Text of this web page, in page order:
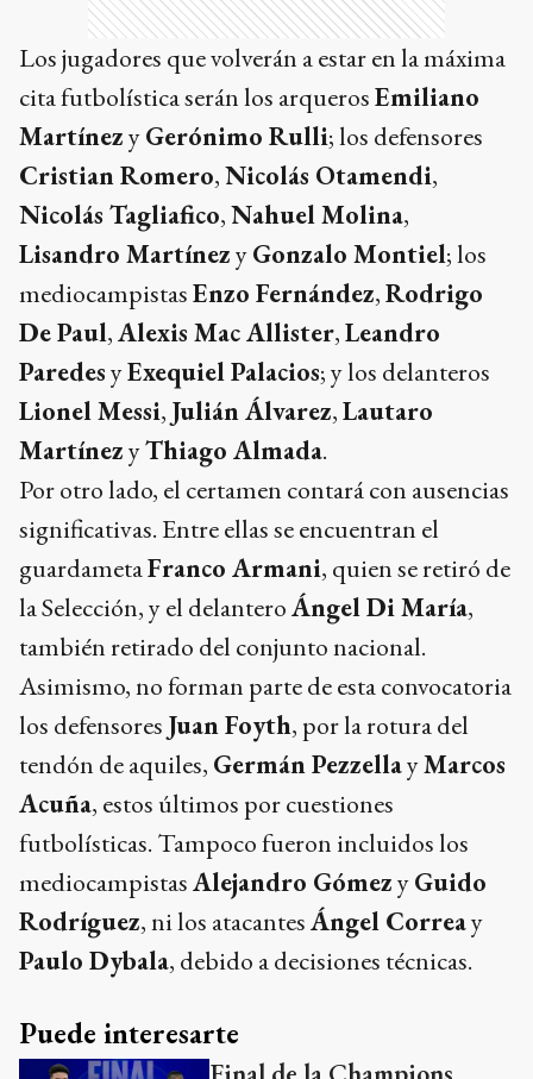
Los jugadores que volverán a estar en la máxima
cita futbolística serán los arquerosEmiliano
MartínezyGerónimo Rulli; los defensores
Cristian Romero,Nicolás Otamendi,
Nicolás Tagliafico,Nahuel Molina,
Lisandro MartínezyGonzalo Montiel; los
mediocampistasEnzo Fernández,Rodrigo
De Paul,Alexis Mac Allister,Leandro
ParedesyExequiel Palacios; y los delanteros
Lionel Messi, Julián Álvarez,Lautaro
MartínezyThiago Almada.
Por otro lado, el certamen contará con ausencias
significativas. Entre ellas se encuentran el
guardametaFranco Armani, quien se retiró de
la Selección, y el delanteroÁngel Di María,
también retirado del conjunto nacional.
Asimismo, no forman parte de esta convocatoria
los defensores Juan Foyth, por la rotura del
tendón de aquiles, Germán PezzellayMarcos
Acuña, estos últimos por cuestiones
futbolísticas. Tampoco fueron incluidos los
mediocampistasAlejandro GómezyGuido
Rodríguez, ni los atacantesÁngel Correay
Paulo Dybala, debido a decisiones técnicas.
Puede interesarte